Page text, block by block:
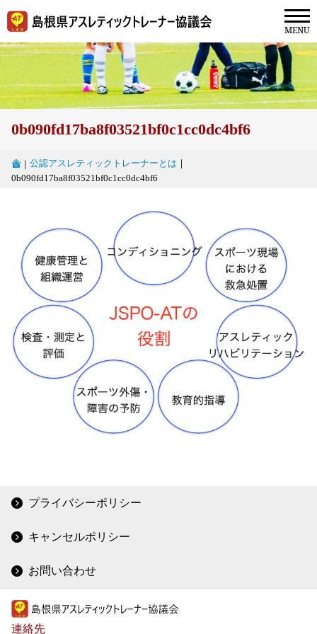
0b090fd17ba8f03521bf0c1cc0dc4bf6
｜ 公認アスレティックトレーナーとは
0b090fd17ba8f03521bf0c1cc0dc4bf6
プライバシーポリシー
キャンセルポリシー
お問い合わせ
連絡先